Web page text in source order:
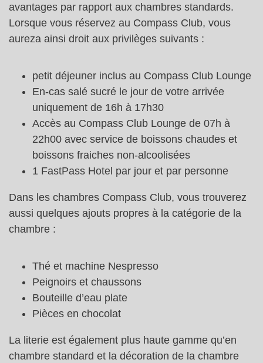
avantages par rapport aux chambres standards.
Lorsque vous réservez au Compass Club, vous
aureza ainsi droit aux privilèges suivants :
petit déjeuner inclus au Compass Club Lounge
En-cas salé sucré le jour de votre arrivée
uniquement de 16h à 17h30
Accès au Compass Club Lounge de 07h à
22h00 avec service de boissons chaudes et
boissons fraiches non-alcoolisées
1 FastPass Hotel par jour et par personne
Dans les chambres Compass Club, vous trouverez
aussi quelques ajouts propres à la catégorie de la
chambre :
Thé et machine Nespresso
Peignoirs et chaussons
Bouteille d’eau plate
Pièces en chocolat
La literie est également plus haute gamme qu’en
chambre standard et la décoration de la chambre